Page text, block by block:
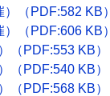
（PDF:582 KB）
（PDF:606 KB）
（PDF:553 KB）
（PDF:540 KB）
（PDF:568 KB）